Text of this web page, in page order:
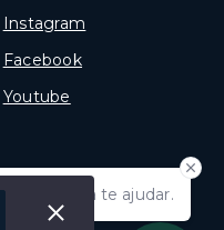
para te ajudar.
Instagram
Facebook
Youtube